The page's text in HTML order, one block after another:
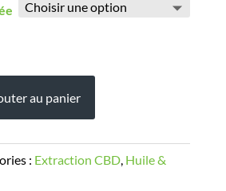
au panier
: Extraction CBD, Huile &